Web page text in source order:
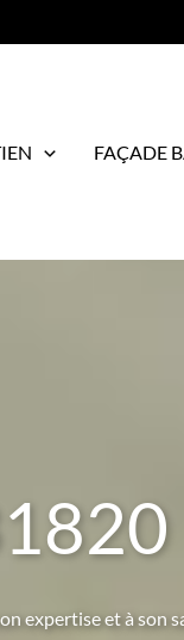
FAÇADE
expertise et à son